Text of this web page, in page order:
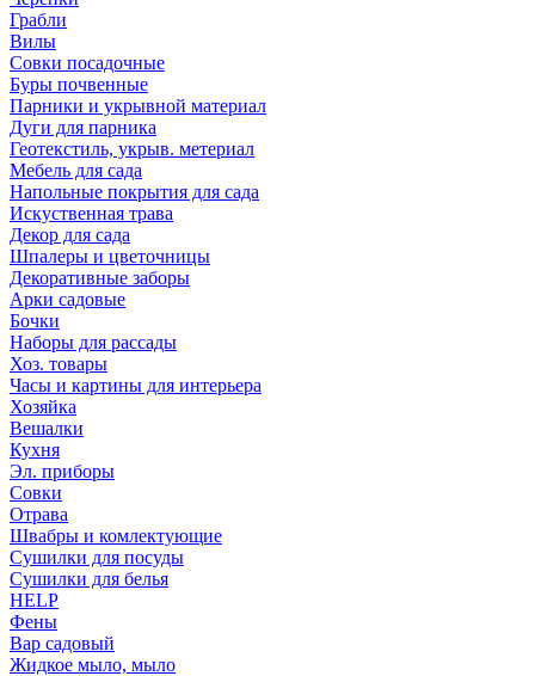
Грабли
Вилы
Совки посадочные
Буры почвенные
Парники и укрывной материал
Дуги для парника
Геотекстиль, укрыв. метериал
Мебель для сада
Напольные покрытия для сада
Искуственная трава
Декор для сада
Шпалеры и цветочницы
Декоративные заборы
Арки садовые
Бочки
Наборы для рассады
Хоз. товары
Часы и картины для интерьера
Хозяйка
Вешалки
Кухня
Эл. приборы
Совки
Отрава
Швабры и комлектующие
Сушилки для посуды
Сушилки для белья
HELP
Фены
Вар садовый
Жидкое мыло, мыло